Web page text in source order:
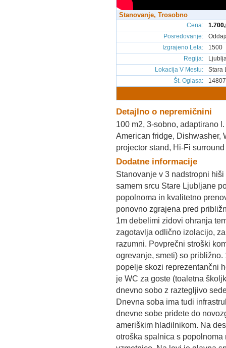
Stanovanje, Trosobno
Cena:
Posredovanje:
Izgrajeno Leta:
1500
Regija:
Lokacija V Mestu:
Stara
Št. Oglasa: 14807
Detajlno o nepremičnini
100 m2, 3-sobno, adaptirano
American fridge, Dishwasher,
projector stand, Hi-Fi
Dodatne informacije
Stanovanje v 3 nadstropni
samem srcu Stare Ljubljane
popolnoma in kvalitetno
ponovno zgrajena pred
1m debelimi zidovi ohranja
zagotavlja odlično izolacijo,
razumni. Povprečni stroški
ogrevanje, smeti) so
popelje skozi reprezentančni
je WC za goste (toaletna
dnevno sobo z raztegljivo
Dnevna soba ima tudi
dnevne sobe pridete do
ameriškim hladilnikom. Na
otroška spalnica s